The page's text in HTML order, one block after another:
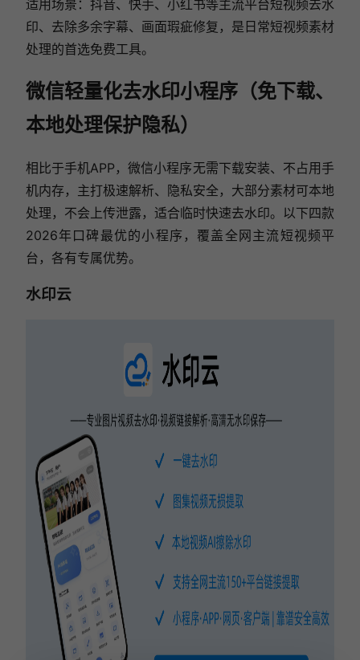
适用场景：抖音、快手、小红书等主流平台短视频去水
印、去除多余字幕、画面瑕疵修复，是日常短视频素材
处理的首选免费工具。
微信轻量化去水印小程序（免下载、
本地处理保护隐私）
相比于手机APP，微信小程序无需下载安装、不占用手
机内存，主打极速解析、隐私安全，大部分素材可本地
处理，不会上传泄露，适合临时快速去水印。以下四款
2026年口碑最优的小程序，覆盖全网主流短视频平
台，各有专属优势。
水印云